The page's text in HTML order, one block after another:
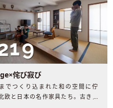
侘び寂び
でつくり込まれた和の空間に佇
欧と日本の名作家具たち。古き良